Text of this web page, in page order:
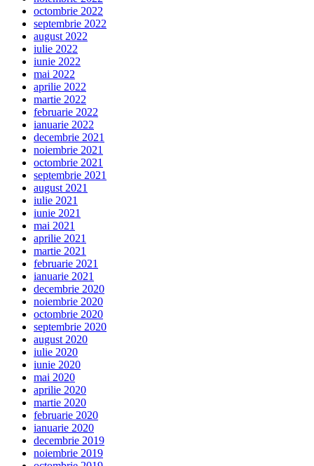
octombrie 2022
septembrie 2022
august 2022
iulie 2022
iunie 2022
mai 2022
aprilie 2022
martie 2022
februarie 2022
ianuarie 2022
decembrie 2021
noiembrie 2021
octombrie 2021
septembrie 2021
august 2021
iulie 2021
iunie 2021
mai 2021
aprilie 2021
martie 2021
februarie 2021
ianuarie 2021
decembrie 2020
noiembrie 2020
octombrie 2020
septembrie 2020
august 2020
iulie 2020
iunie 2020
mai 2020
aprilie 2020
martie 2020
februarie 2020
ianuarie 2020
decembrie 2019
noiembrie 2019